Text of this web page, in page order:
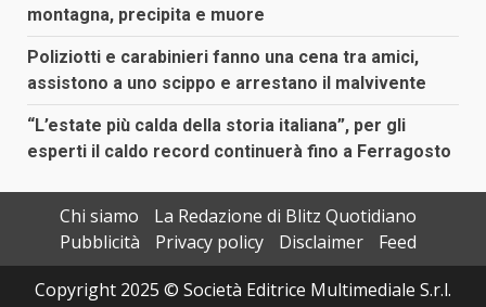
montagna, precipita e muore
Poliziotti e carabinieri fanno una cena tra amici,
assistono a uno scippo e arrestano il malvivente
“L’estate più calda della storia italiana”, per gli
esperti il caldo record continuerà fino a Ferragosto
Chi siamo
La Redazione di Blitz Quotidiano
Pubblicità
Privacy policy Disclaimer
Feed
Copyright 2025 © Società Editrice Multimediale S.r.l.